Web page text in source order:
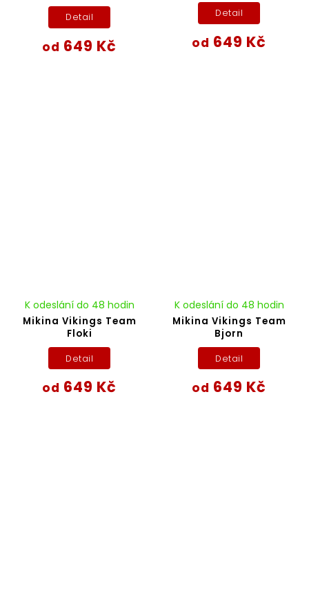
od 649 Kč
Detail
od 649 Kč
Detail
Mikina Vikings Team
Floki
K odeslání do 48 hodin
od 649 Kč
Detail
Mikina Vikings Team
Bjorn
K odeslání do 48 hodin
od 649 Kč
Detail